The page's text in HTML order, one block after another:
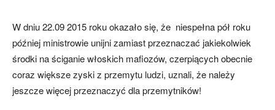
W dniu 22.09 2015 roku okazało się, że niespełna pół roku
później ministrowie unijni zamiast przeznaczać jakiekolwiek
środki na ściganie włoskich mafiozów, czerpiących obecnie
coraz większe zyski z przemytu ludzi, uznali, że należy
jeszcze więcej przeznaczyć dla przemytników!